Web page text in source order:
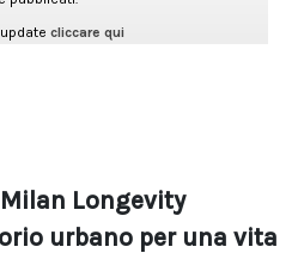
Longevity
urbano per una vita